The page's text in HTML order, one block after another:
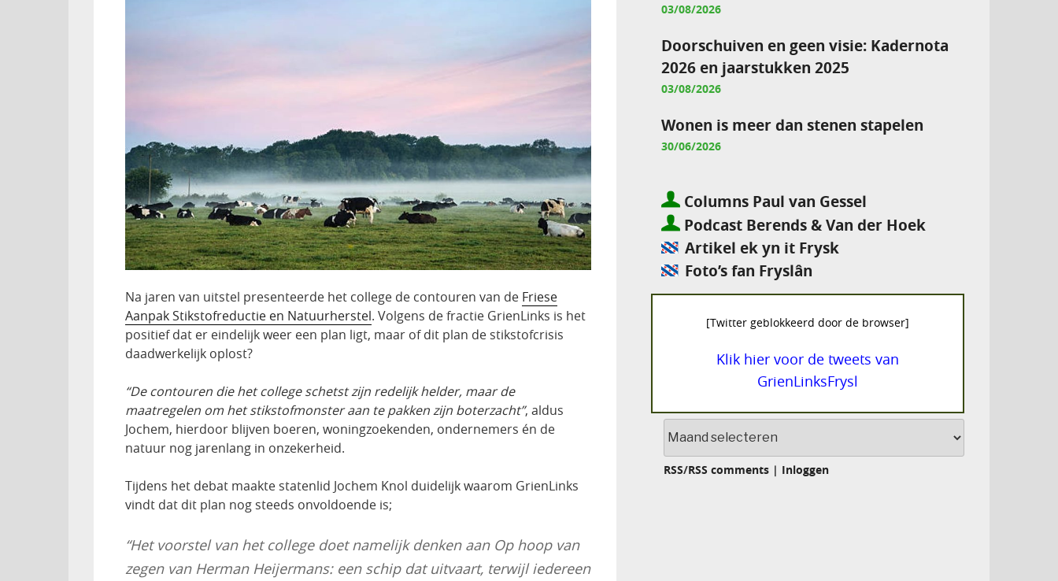
Na jaren van uitstel presenteerde het college de contouren van de Friese
Aanpak Stikstofreductie en Natuurherstel. Volgens de fractie GrienLinks is het
positief dat er eindelijk weer een plan ligt, maar of dit plan de stikstofcrisis
daadwerkelijk oplost?
“De contouren die het college schetst zijn redelijk helder, maar de
maatregelen om het stikstofmonster aan te pakken zijn boterzacht”, aldus
Jochem, hierdoor blijven boeren, woningzoekenden, ondernemers én de
natuur nog jarenlang in onzekerheid.
Tijdens het debat maakte statenlid Jochem Knol duidelijk waarom GrienLinks
vindt dat dit plan nog steeds onvoldoende is;
“Het voorstel van het college doet namelijk denken aan Op hoop van
zegen van Herman Heijermans: een schip dat uitvaart, terwijl iedereen
03/08/2026
Doorschuiven en geen visie: Kadernota
2026 en jaarstukken 2025
03/08/2026
Wonen is meer dan stenen stapelen
30/06/2026
Columns Paul van Gessel
Podcast Berends & Van der Hoek
Artikel ek yn it Frysk
Foto’s fan Fryslân
[Twitter geblokkeerd door de browser]
Klik hier voor de tweets van
GrienLinksFrysl
RSS/RSS comments| Inloggen